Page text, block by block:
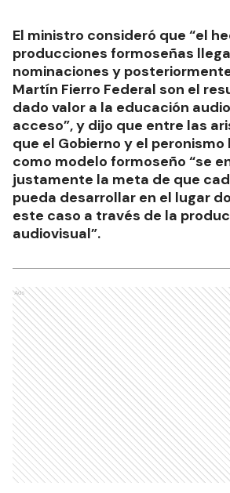
El ministro consideró que “el
producciones formoseñas
nominaciones y
Martín Fierro Federal son el
dado valor a la educación
acceso”, y dijo que entre las
que el Gobierno y el
como modelo formoseño “se
justamente la meta de que
pueda desarrollar en el lugar
este caso a través de la
audiovisual”.
Ads